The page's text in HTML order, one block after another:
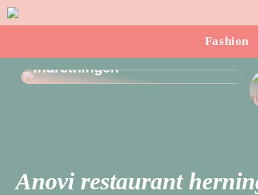
Fashion
indretningen
Anovi restaurant